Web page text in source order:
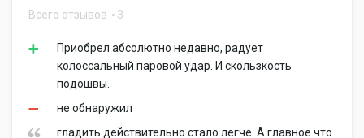
Всего отзывов 3
Приобрел абсолютно недавно, радует
колоссальный паровой удар. И скользкость
подошвы.
не обнаружил
гладить действительно стало легче. А главное что